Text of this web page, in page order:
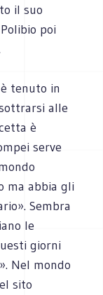
il suo
poi
tenuto in
alle
è
serve
ma abbia gli
Sembra
le
giorni
Nel mondo
sito